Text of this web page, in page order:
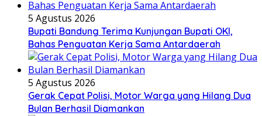
5 Agustus 2026
Bupati Bandung Terima Kunjungan Bupati OKI,
Bahas Penguatan Kerja Sama Antardaerah
5 Agustus 2026
Gerak Cepat Polisi, Motor Warga yang Hilang Dua
Bulan Berhasil Diamankan